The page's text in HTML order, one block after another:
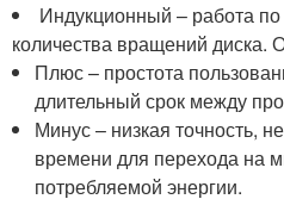
Индукционный – работа
количества вращений диска.
Плюс – простота
длительный срок между
Минус – низкая точность,
времени для перехода на
потребляемой энергии.